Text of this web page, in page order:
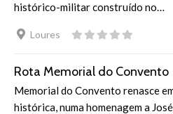
histórico-militar construído no…
Loures
Rota Memorial do Convento
Memorial do Convento renasce
histórica, numa homenagem a